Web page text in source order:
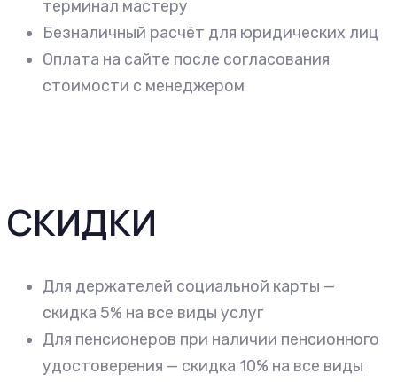
терминал мастеру
Безналичный расчёт для юридических лиц
Оплата на сайте после согласования
стоимости с менеджером
СКИДКИ
Для держателей социальной карты —
скидка 5% на все виды услуг
Для пенсионеров при наличии пенсионного
удостоверения — скидка 10% на все виды